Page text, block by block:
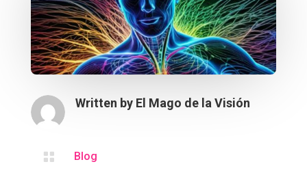
Written by El Mago de la Visión
 Blog